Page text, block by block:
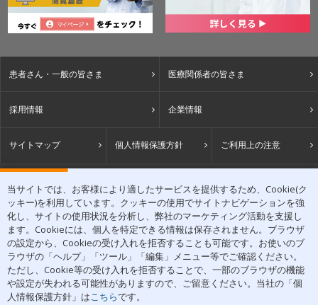
当サイトでは、お客様により適したサービスを提供するため、Cookie(ク
ッキー)を利用しています。クッキーの使用でサイトナビゲーションを強
化し、サイトの使用状況を分析し、弊社のマーケティング活動を支援し
ます。Cookieには、個人を特定できる情報は保存されません。ブラウザ
の設定から、Cookieの受け入れを拒否することも可能です。お使いのブ
ラウザの「ヘルプ」「ツール」「編集」メニュー等でご確認ください。
ただし、Cookie等の受け入れを拒否することで、一部のブラウザの機能
や設定が失われる可能性がありますので、ご留意ください。当社の「個
人情報保護方針」はこちらです。
患者さん・一般の皆さま 医療関係者の皆さま
採用情報 企業情報
サイトマップ 個人情報保護方針 ご利用上の注意
ACCESS
〒531-0071 大阪府大阪市北区中津1丁目5-22
[アクセスマップ]
皮膚科学領域での卓越した貢献を